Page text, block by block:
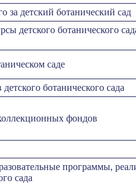
за детский ботанический сад
детского ботанического
саде
ботанического сада
фондов
программы,
сада